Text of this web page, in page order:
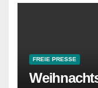
FREIE PRESSE